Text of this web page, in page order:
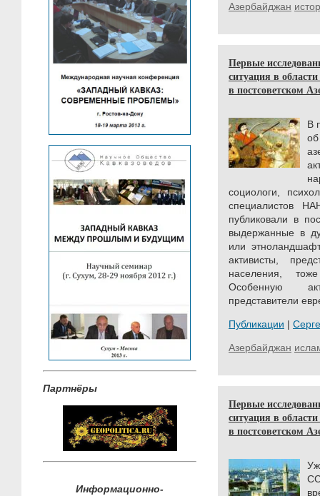
Партнёры
Информационно-
Азербайджан
Первые
ситуация в
в постсоветском
В
социологи,
специалистов
публиковали в
выдержанные в
или
активисты,
населения,
Особенную
представители
Публикации |
Азербайджан
Первые
ситуация в
в постсоветском